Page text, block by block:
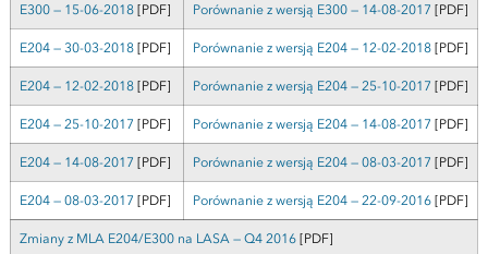
E300 — 15-06-2018[PDF] Porównanie z wersją E300 — 14-08-2017 [PDF]
E204 — 30-03-2018[PDF] Porównanie z wersją E204 — 12-02-2018[PDF]
E204 — 12-02-2018[PDF] Porównanie z wersją E204 — 25-10-2017 [PDF]
E204 — 25-10-2017 [PDF] Porównanie z wersją E204 — 14-08-2017 [PDF]
E204 — 14-08-2017 [PDF] Porównanie z wersją E204 — 08-03-2017 [PDF]
E204 — 08-03-2017 [PDF] Porównanie z wersją E204 — 22-09-2016[PDF]
Zmiany z MLA E204/E300 na LASA — Q4 2016[PDF]